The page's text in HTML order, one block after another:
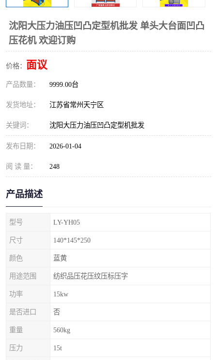
沈阳大压力油压凹凸定型机批发 单头大台面凹凸
压花机 欢迎订购
价格： 面议
产品数量： 9999.00台
发货地址： 江苏省常州天宁区
关键词： 沈阳大压力油压凹凸定型机批发
发布日期： 2026-01-04
阅 读 量： 248
产品描述
型号 LY-YH05
尺寸 140*145*250
颜色 蓝黄
用途范围 纺织品压花压纹压标压字
功率 15kw
是否进口 否
重量 560kg
压力 15t